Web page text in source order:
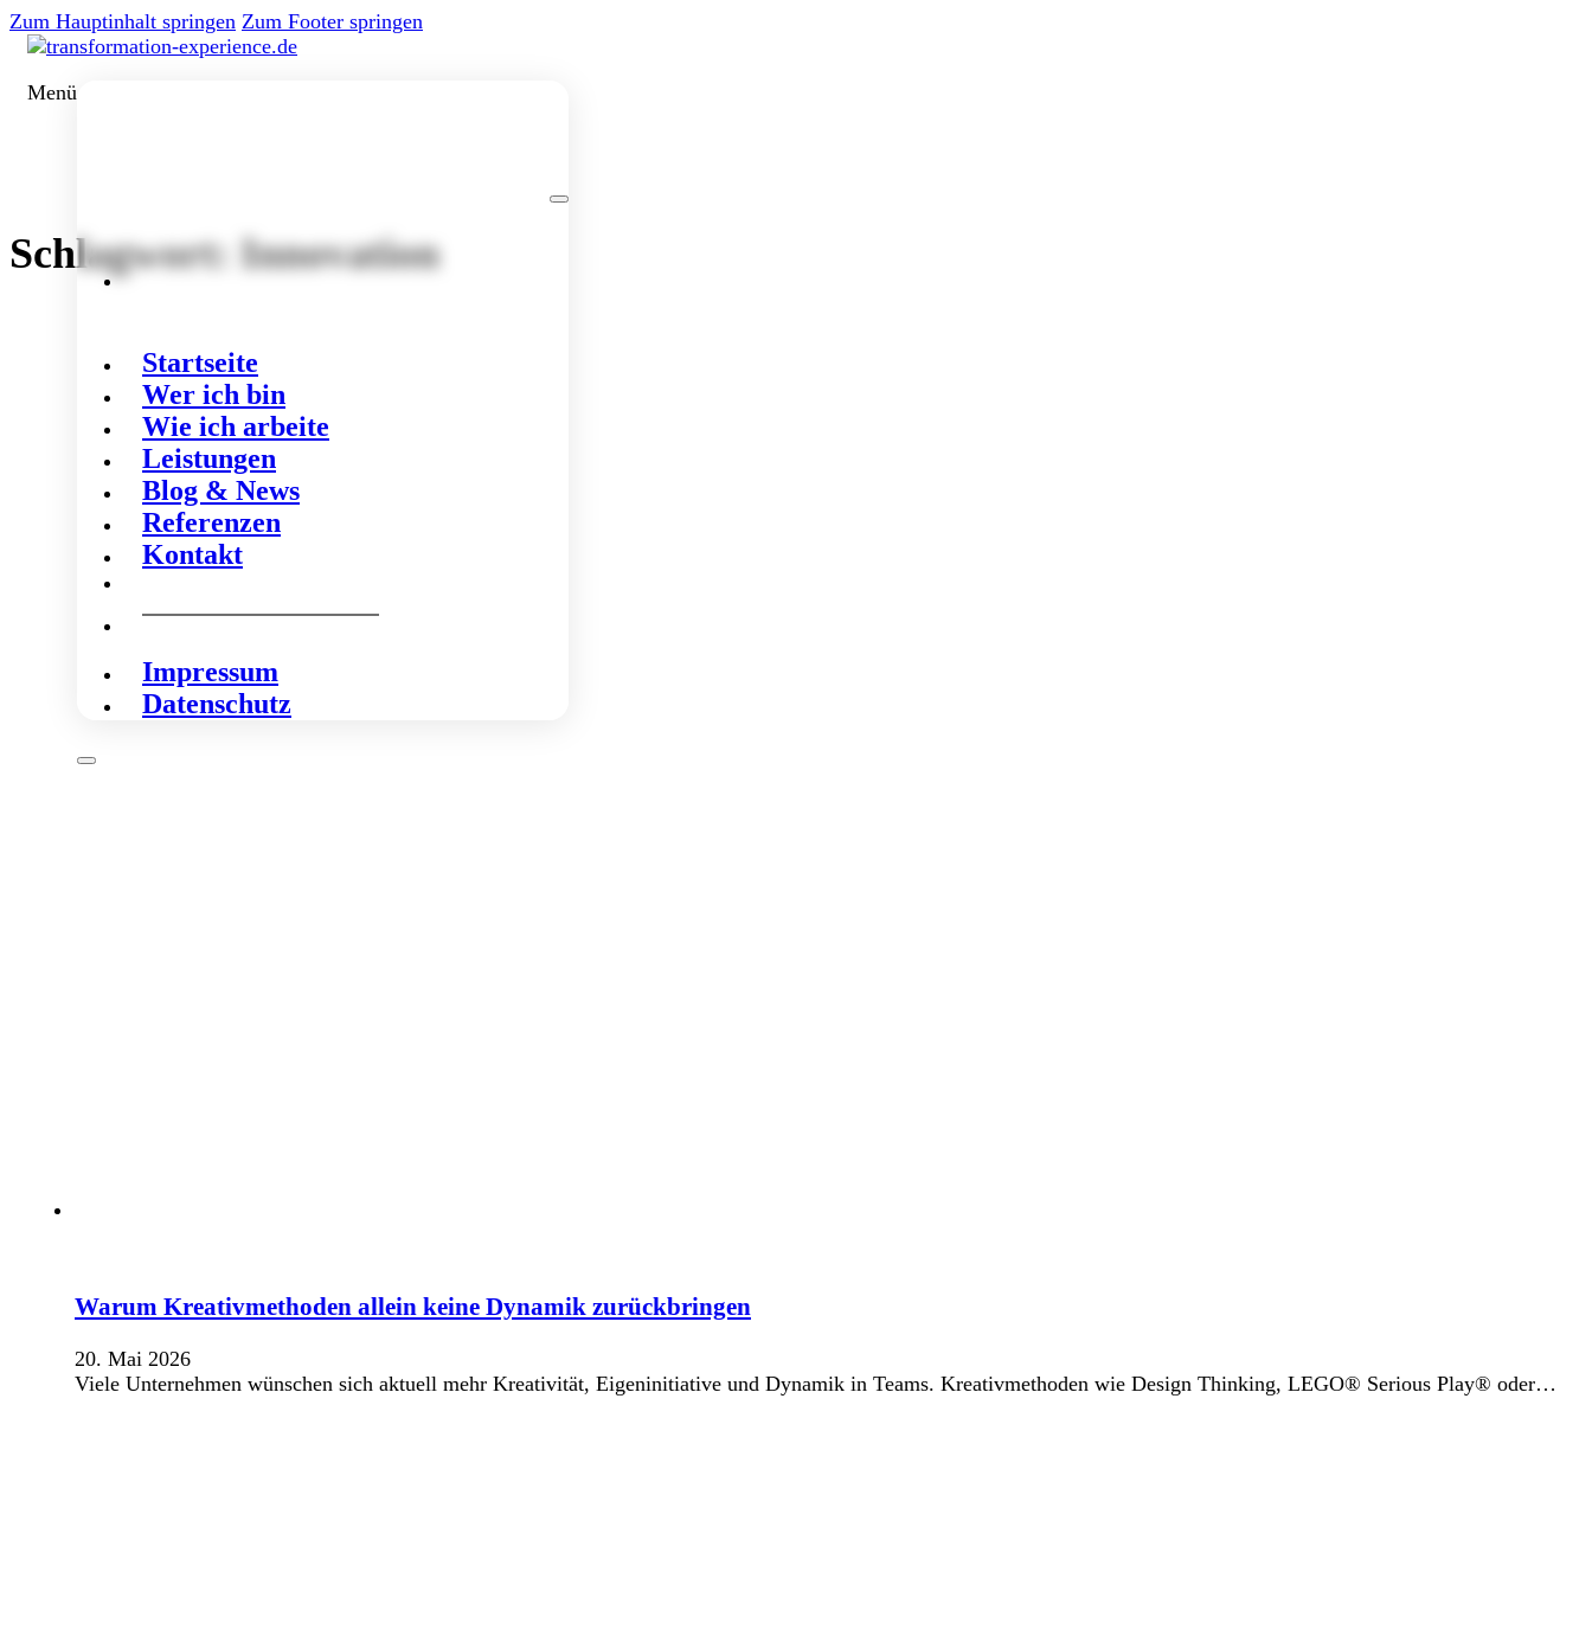
Zum Hauptinhalt springen Zum Footer springen
Menü
Startseite
Wer ich bin
Wie ich arbeite
Leistungen
Blog & News
Referenzen
Kontakt
Impressum
Datenschutz
Schlagwort: Innovation
Warum Kreativmethoden allein keine Dynamik zurückbringen
20. Mai 2026
Viele Unternehmen wünschen sich aktuell mehr Kreativität, Eigeninitiative und Dynamik in Teams. Kreativmethoden wie Design Thinking, LEGO® Serious Play® oder…